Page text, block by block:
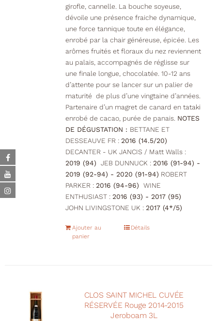
girofle, cannelle. La bouche soyeuse,
dévoile une présence fraiche dynamique,
une force tannique toute en élégance,
enrobé par la chair généreuse, épicée. Les
arômes fruités et floraux du nez reviennent
au palais, accompagnés de réglisse sur
une finale longue, chocolatée. 10-12 ans
d’attente pour se lancer sur un palier de
maturité de plus d’une vingtaine d’années.
Partenaire d’un magret de canard en tataki
enrobé de cacao, purée de panais. NOTES
DE DÉGUSTATION : BETTANE ET
DESSEAUVE FR : 2016 (14.5/20)
DECANTER - UK JANCIS / Matt Walls :
2019 (94)
JEB DUNNUCK : 2016 (91-94) -
2019 (92-94) - 2020 (91-94) ROBERT
PARKER : 2016 (94-96)
WINE
ENTHUSIAST : 2016 (93) - 2017 (95)
JOHN LIVINGSTONE UK : 2017 (4*/5)
Ajouter au
panier
Détails
CLOS SAINT MICHEL CUVÉE
RÉSERVÉE Rouge 2014-2015
Jeroboam 3L